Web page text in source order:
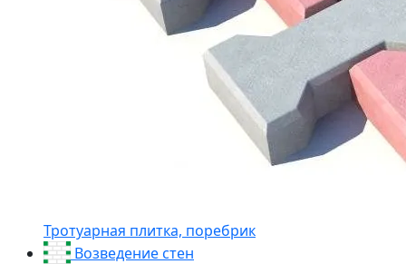
Тротуарная плитка, поребрик
Возведение стен